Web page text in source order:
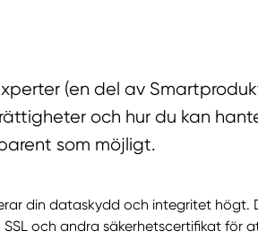
(en del av
och hur du kan
som möjligt.
din dataskydd och integritet
och andra säkerhetscertifikat för